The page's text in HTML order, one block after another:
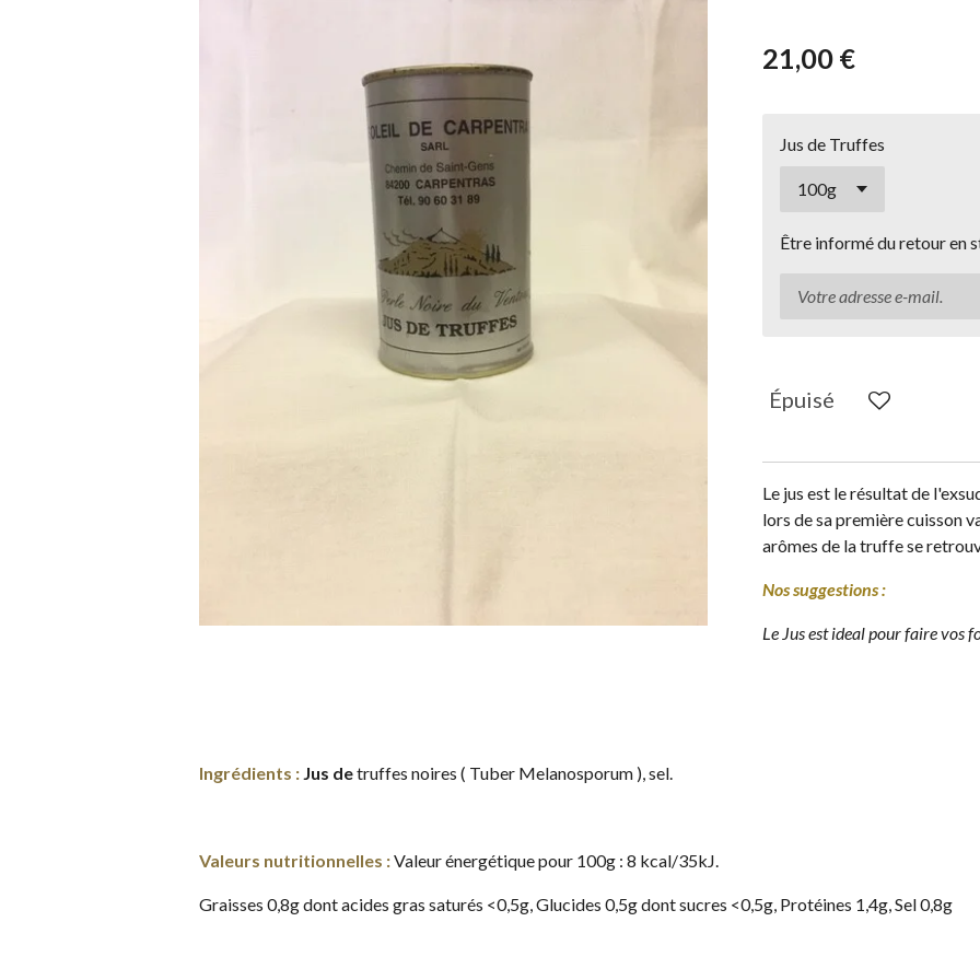
21,00 €
Jus de Truffes
Être informé du retour en
Épuisé
Le jus est le résultat de
lors de sa première cuisson
arômes de la truffe se
Nos suggestions :
Le Jus est ideal pour faire vos
Ingrédients : Jus detruffes noires ( Tuber Melanosporum ), sel.
Valeurs nutritionnelles :Valeur énergétique pour 100g : 8 kcal/35kJ.
Graisses 0,8g dont acides gras saturés <0,5g, Glucides 0,5g dont sucres <0,5g, Protéines 1,4g, Sel 0,8g